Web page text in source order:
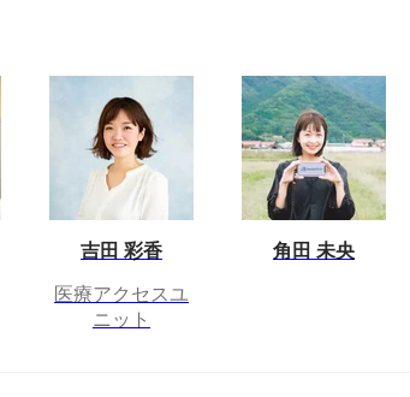
吉田 彩香
医療アクセスユ
ニット
角田 未央